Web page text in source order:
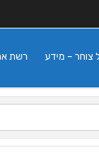
רשת צוחר – מידע